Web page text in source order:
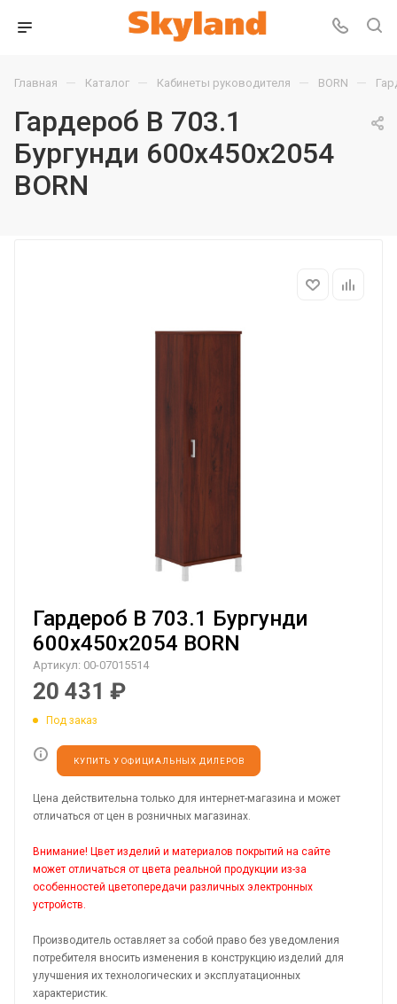
Главная — Каталог — Кабинеты руководителя — BORN —
Гардероб B 703.1
Бургунди 600х450х2054
BORN
Гардероб B 703.1 Бургунди
600х450х2054 BORN
Артикул: 00-07015514
20 431 ₽
Под заказ
КУПИТЬ У ОФИЦИАЛЬНЫХ ДИЛЕРОВ
Цена действительна только для интернет-магазина и может
отличаться от цен в розничных магазинах.
Внимание! Цвет изделий и материалов покрытий на сайте
может отличаться от цвета реальной продукции из-за
особенностей цветопередачи различных электронных
устройств.
Производитель оставляет за собой право без уведомления
потребителя вносить изменения в конструкцию изделий для
улучшения их технологических и эксплуатационных
характеристик.